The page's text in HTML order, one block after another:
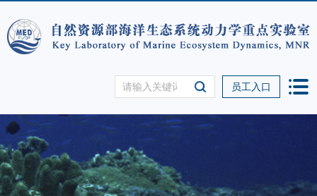
员工入口